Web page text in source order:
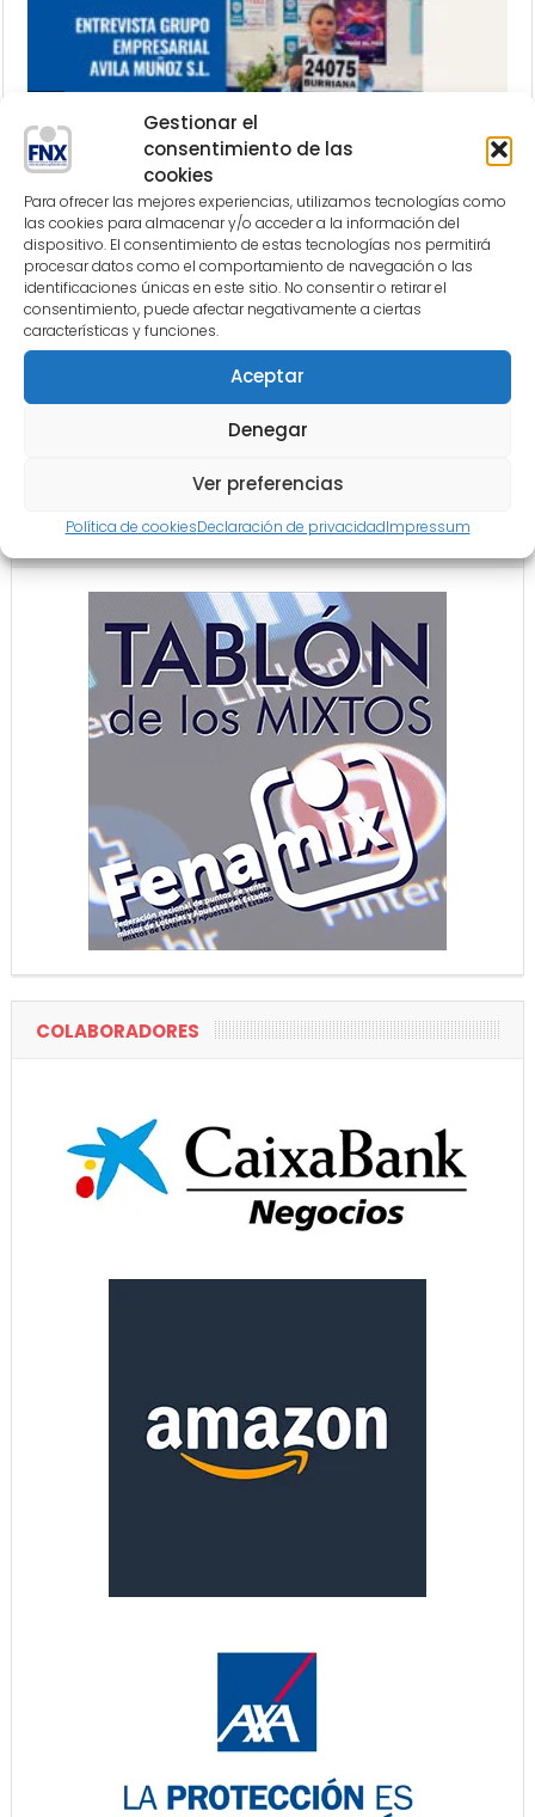
Gestionar el
consentimiento de las
cookies
Para ofrecer las mejores experiencias, utilizamos tecnologías como
las cookies para almacenar y/o acceder a la información del
dispositivo. El consentimiento de estas tecnologías nos permitirá
procesar datos como el comportamiento de navegación o las
identificaciones únicas en este sitio. No consentir o retirar el
consentimiento, puede afectar negativamente a ciertas
características y funciones.
Aceptar
Denegar
Ver preferencias
Política de cookiesDeclaración de privacidadImpressum
Nuestra Apuesta 175
on:abril 22, 2026
Disponible Nuestra Apuesta Nº 175 VERLeer más
0
5
COLABORACIÓN
COLABORADORES